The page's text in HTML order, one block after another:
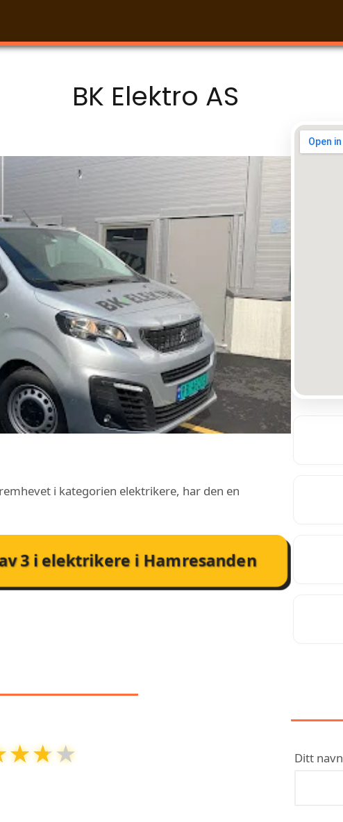
BK Elektro AS
i kategorien elektrikere, har den en
3ielektrikere i Hamresanden
Ditt navn